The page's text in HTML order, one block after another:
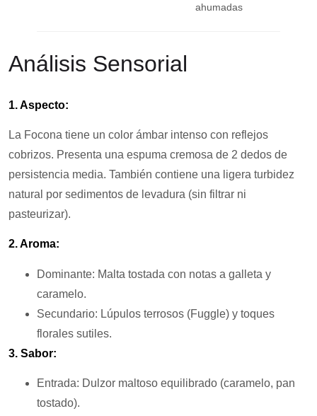
ahumadas
Análisis Sensorial
1. Aspecto:
La Focona tiene un color ámbar intenso con reflejos
cobrizos. Presenta una espuma cremosa de 2 dedos de
persistencia media. También contiene una ligera turbidez
natural por sedimentos de levadura (sin filtrar ni
pasteurizar).
2. Aroma:
Dominante: Malta tostada con notas a galleta y
caramelo.
Secundario: Lúpulos terrosos (Fuggle) y toques
florales sutiles.
3. Sabor:
Entrada: Dulzor maltoso equilibrado (caramelo, pan
tostado).